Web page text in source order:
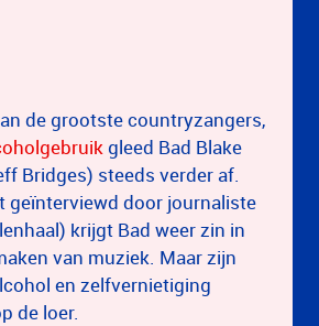
de grootste countryzangers,
gleed Bad Blake
Bridges) steeds verder af.
geïnterviewd door journaliste
krijgt Bad weer zin in
van muziek. Maar zijn
en zelfvernietiging
de loer.